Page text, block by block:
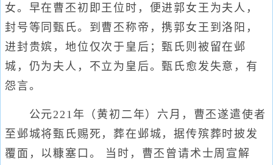
女。早在曹丕初即王位时，便进郭女王为夫人，
封号等同甄氏。到曹丕称帝，携郭女王到洛阳，
进封贵嫔，地位仅次于皇后；甄氏则被留在邺
城，仍为夫人，不立为皇后。甄氏愈发失意，有
怨言。
公元221年（黄初二年）六月，曹丕遂遣使者
至邺城将甄氏赐死，葬在邺城，据传殡葬时披发
覆面，以糠塞口。 当时，曹丕曾请术士周宣解